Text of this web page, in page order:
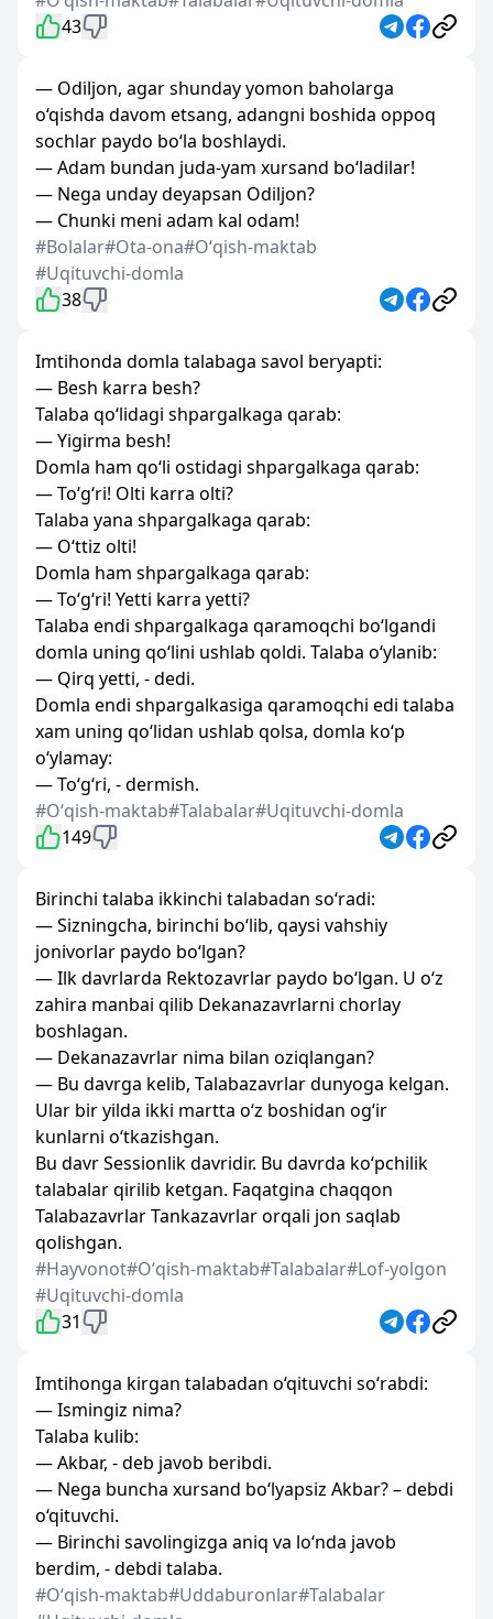
43
— Odiljon, agar shunday yomon baholarga
o‘qishda davom etsang, adangni boshida oppoq
sochlar paydo bo‘la boshlaydi.
— Adam bundan juda-yam xursand bo‘ladilar!
— Nega unday deyapsan Odiljon?
— Chunki meni adam kal odam!
#Bolalar#Ota-ona#Oʻqish-maktab
#Uqituvchi-domla
38
Imtihonda domla talabaga savol beryapti:
— Besh karra besh?
Talaba qo‘lidagi shpargalkaga qarab:
— Yigirma besh!
Domla ham qo‘li ostidagi shpargalkaga qarab:
— To‘g‘ri! Olti karra olti?
Talaba yana shpargalkaga qarab:
— O‘ttiz olti!
Domla ham shpargalkaga qarab:
— To‘g‘ri! Yetti karra yetti?
Talaba endi shpargalkaga qaramoqchi bo‘lgandi
domla uning qo‘lini ushlab qoldi. Talaba o‘ylanib:
— Qirq yetti, - dedi.
Domla endi shpargalkasiga qaramoqchi edi talaba
xam uning qo‘lidan ushlab qolsa, domla ko‘p
o‘ylamay:
— To‘g‘ri, - dermish.
#Oʻqish-maktab#Talabalar#Uqituvchi-domla
149
Birinchi talaba ikkinchi talabadan so‘radi:
— Sizningcha, birinchi bo‘lib, qaysi vahshiy
jonivorlar paydo bo‘lgan?
— Ilk davrlarda Rektozavrlar paydo bo‘lgan. U o‘z
zahira manbai qilib Dekanazavrlarni chorlay
boshlagan.
— Dekanazavrlar nima bilan oziqlangan?
— Bu davrga kelib, Talabazavrlar dunyoga kelgan.
Ular bir yilda ikki martta o‘z boshidan og‘ir
kunlarni o‘tkazishgan.
Bu davr Sessionlik davridir. Bu davrda ko‘pchilik
talabalar qirilib ketgan. Faqatgina chaqqon
Talabazavrlar Tankazavrlar orqali jon saqlab
qolishgan.
#Hayvonot#Oʻqish-maktab#Talabalar#Lof-yolgon
#Uqituvchi-domla
31
Imtihonga kirgan talabadan o‘qituvchi so‘rabdi:
— Ismingiz nima?
Talaba kulib:
— Akbar, - deb javob beribdi.
— Nega buncha xursand bo‘lyapsiz Akbar? – debdi
o‘qituvchi.
— Birinchi savolingizga aniq va lo‘nda javob
berdim, - debdi talaba.
#Oʻqish-maktab#Uddaburonlar#Talabalar